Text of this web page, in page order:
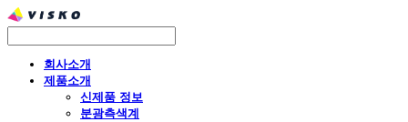
회사소개
제품소개
신제품 정보
분광측색계